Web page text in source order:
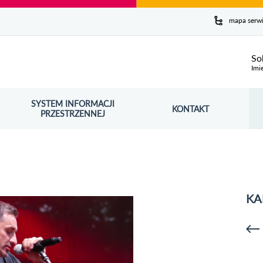
mapa
SYSTEM INFORMACJI
PRZESTRZENNEJ
OTWORZY SIĘ W NOWYM OKNIE KONTAKT